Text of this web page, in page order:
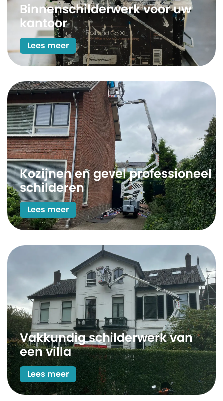
Binnenschilderwerk voor uw
kantoor
Lees meer
Kozijnen en gevel professioneel
schilderen
Lees meer
Vakkundig schilderwerk van
een villa
Lees meer